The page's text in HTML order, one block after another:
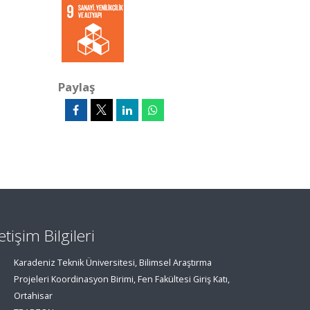
Paylaş
Bilgileri
Karadeniz Teknik Üniversitesi, Bilimsel Araştırma
Projeleri Koordinasyon Birimi, Fen Fakültesi Giriş Katı,
Ortahisar